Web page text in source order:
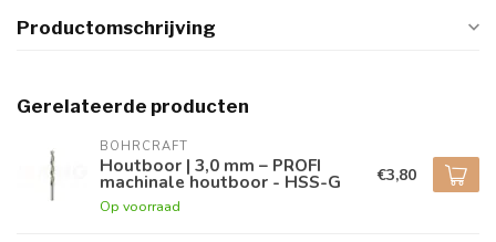
Productomschrijving
Gerelateerde producten
BOHRCRAFT
Houtboor | 3,0 mm – PROFI
machinale houtboor - HSS-G
Op voorraad
€3,80